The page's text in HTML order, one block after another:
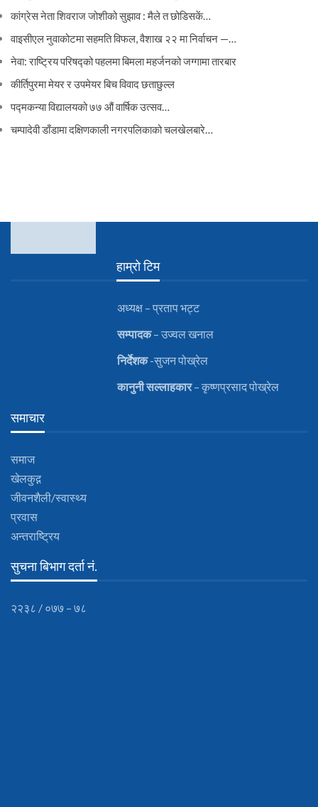
कांग्रेस नेता शिवराज जोशीको सुझाव : मैले त छोडिसकें…
वाइसीएल नुवाकोटमा सहमति विफल, वैशाख २२ मा निर्वाचन —…
नेवा: राष्ट्रिय परिषद्को पहलमा बिमला महर्जनको जग्गामा तारबार
कीर्तिपुरमा मेयर र उपमेयर बिच विवाद छताछुल्ल
पद्मकन्या विद्यालयको ७७ औं ‌‌वार्षिक ‌उत्सव…
चम्पादेवी डाँडामा दक्षिणकाली नगरपलिकाको चलखेलबारे…
हाम्रो टिम
अध्यक्ष – प्रताप भट्ट
सम्पादक– उज्वल खनाल
निर्देशक-सुजन पोख्रेल
कानुनीसल्लाहकार– कृष्णप्रसाद पोख्रेल
समाचार
समाज
खेलकुद़़
जीवनशैली/स्वास्थ्य
प्रवास
अन्तराष्ट्रिय
सुचना बिभाग दर्ता नं.
२२३८ / ०७७ – ७८